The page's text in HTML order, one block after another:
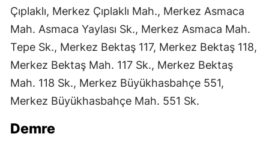
Çıplaklı, Merkez Çıplaklı Mah., Merkez Asmaca
Mah. Asmaca Yaylası Sk., Merkez Asmaca Mah.
Tepe Sk., Merkez Bektaş 117, Merkez Bektaş 118,
Merkez Bektaş Mah. 117 Sk., Merkez Bektaş
Mah. 118 Sk., Merkez Büyükhasbahçe 551,
Merkez Büyükhasbahçe Mah. 551 Sk.
Demre